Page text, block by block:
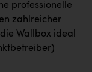
professionelle
zahlreicher
Wallbox ideal